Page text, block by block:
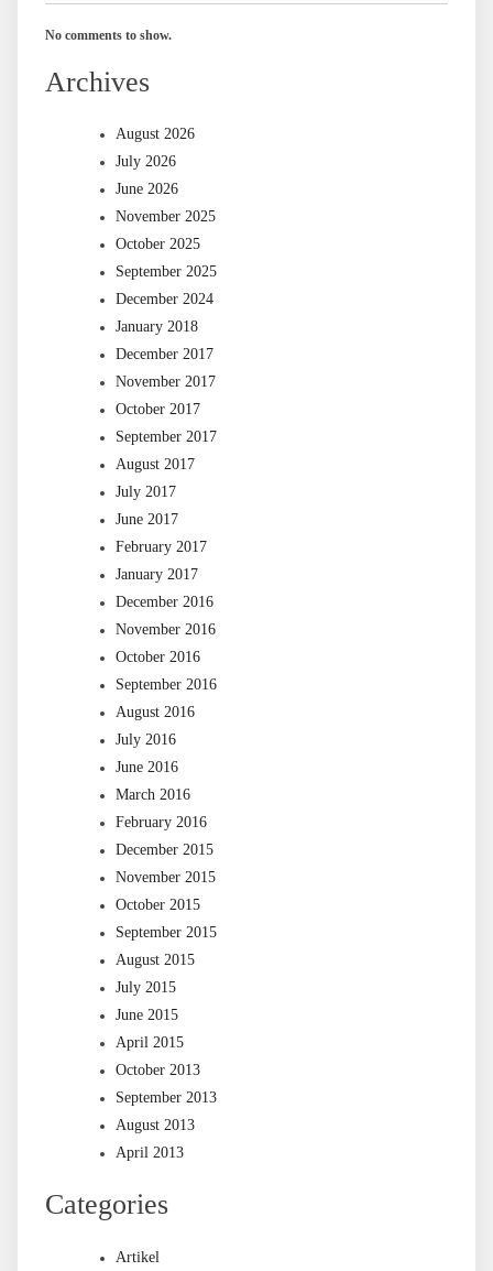
No comments to show.
Archives
August 2026
July 2026
June 2026
November 2025
October 2025
September 2025
December 2024
January 2018
December 2017
November 2017
October 2017
September 2017
August 2017
July 2017
June 2017
February 2017
January 2017
December 2016
November 2016
October 2016
September 2016
August 2016
July 2016
June 2016
March 2016
February 2016
December 2015
November 2015
October 2015
September 2015
August 2015
July 2015
June 2015
April 2015
October 2013
September 2013
August 2013
April 2013
Categories
Artikel